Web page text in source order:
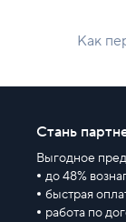
Как
Стань
Выгодное
до 48%
быстрая
работа по